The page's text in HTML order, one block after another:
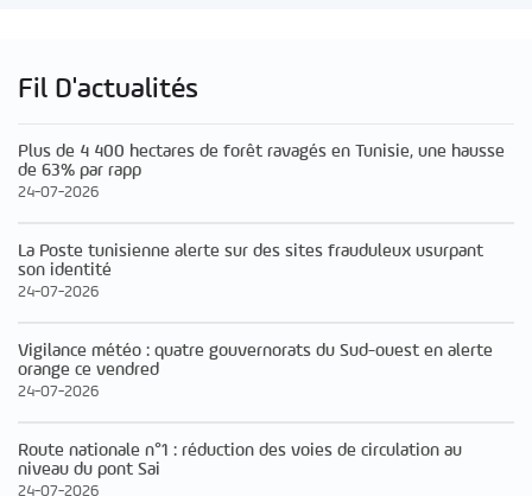
Fil D'actualités
Plus de 4 400 hectares de forêt ravagés en Tunisie, une hausse
de 63% par rapp
24-07-2026
La Poste tunisienne alerte sur des sites frauduleux usurpant
son identité
24-07-2026
Vigilance météo : quatre gouvernorats du Sud-ouest en alerte
orange ce vendred
24-07-2026
Route nationale n°1 : réduction des voies de circulation au
niveau du pont Sai
24-07-2026